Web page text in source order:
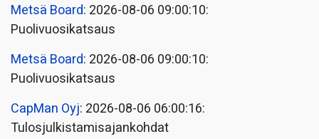
Metsä Board: 2026-08-06 09:00:10:
Puolivuosikatsaus
Metsä Board: 2026-08-06 09:00:10:
Puolivuosikatsaus
CapMan Oyj: 2026-08-06 06:00:16:
Tulosjulkistamisajankohdat